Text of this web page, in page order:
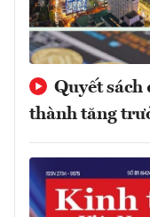
Quyết sách
thành tăng